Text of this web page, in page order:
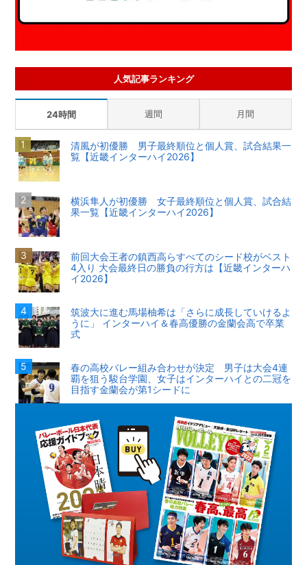
人気記事ランキング
24時間 週間 月間
清風が初優勝 男子最終順位と個人賞、試合結果一
覧【近畿インターハイ2026】
横浜隼人が初優勝 女子最終順位と個人賞、試合結
果一覧【近畿インターハイ2026】
前回大会王者の鎮西高らすべてのシード校がベスト
4入り 大会最終日の勝負の行方は【近畿インターハ
イ2026】
筑波大に進む馬場柚希は「さらに成長していけるよ
うに」 インターハイ＆春高優勝の金蘭会高で卒業
式
春の高校バレー組み合わせが決定 男子は大会4連
覇を狙う駿台学園、女子はインターハイとの二冠を
目指す金蘭会が第1シードに